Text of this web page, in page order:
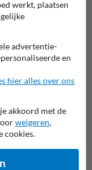
werkt, plaatsen
advertentie-
en
hier alles over ons
akkoord met de
weigeren,
cookies.